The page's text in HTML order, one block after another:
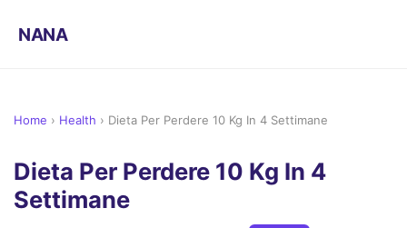
NANA
Home › Health › Dieta Per Perdere 10 Kg In 4 Settimane
Dieta Per Perdere 10 Kg In 4
Settimane